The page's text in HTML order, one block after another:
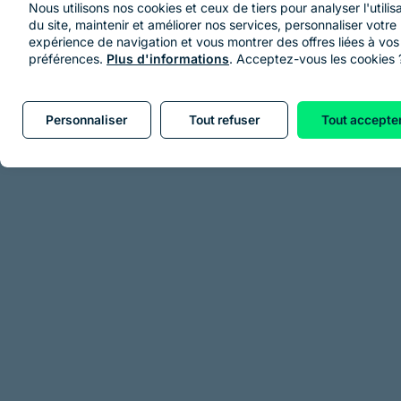
Nous utilisons nos cookies et ceux de tiers pour analyser
du site, maintenir et améliorer nos services, personnaliser votre
expérience de navigation et vous montrer des offres liées à vos
préférences. Plus d'informations. Acceptez-vous les cookies
Personnaliser Tout refuser Tout